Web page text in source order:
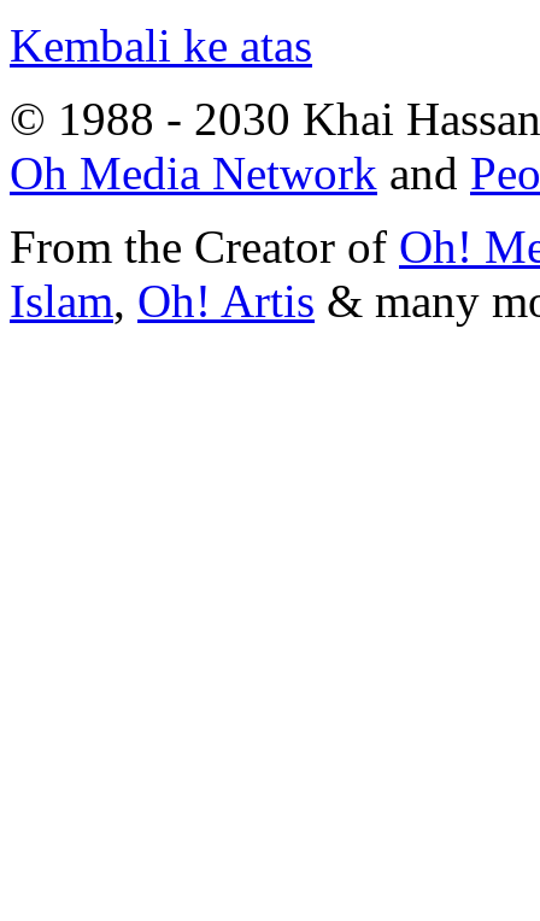
Kembali ke atas
© 1988 - 2030 Khai
Oh Media Network and
From the Creator of Oh!
Islam, Oh! Artis & many